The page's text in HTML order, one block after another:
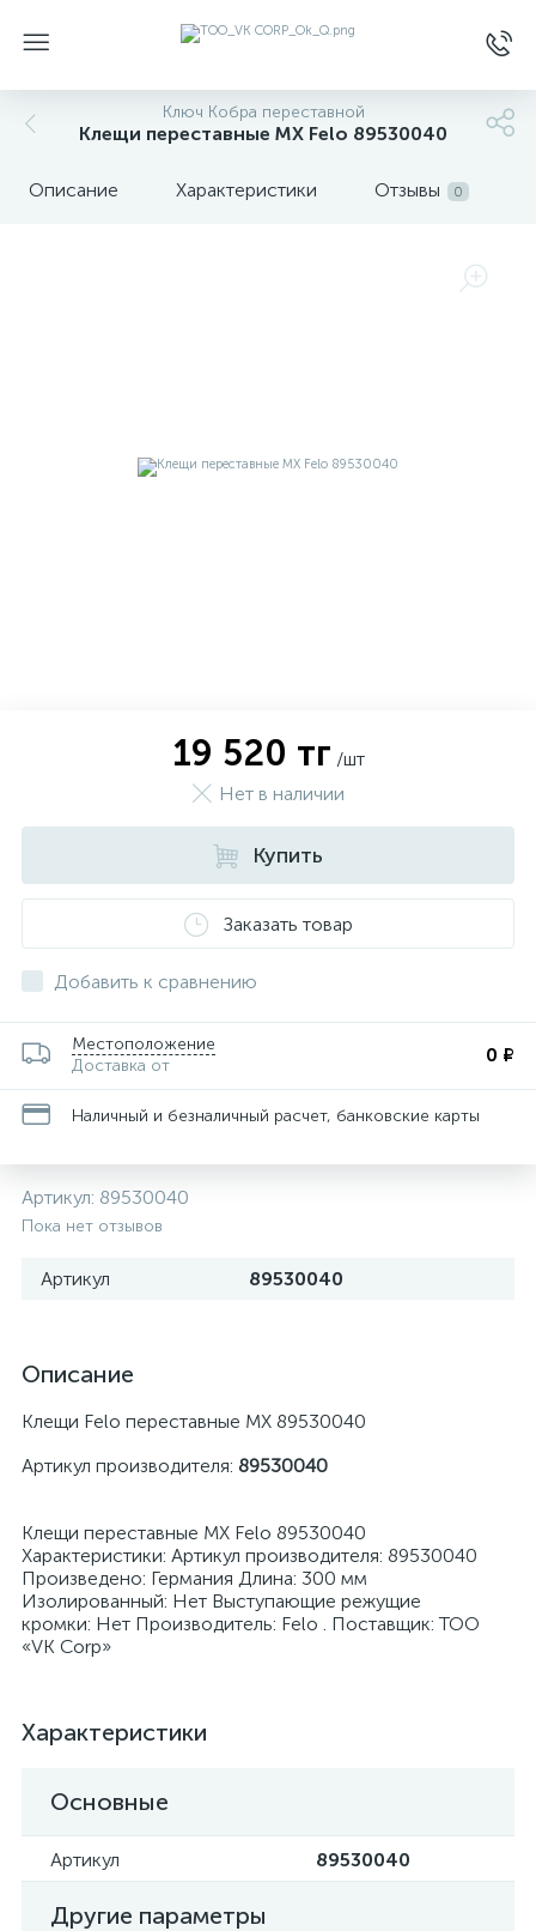
Ключ Кобра переставной
Клещи переставные MX Felo 89530040
Описание Характеристики Отзывы 0
19 520 тг /шт
Нет в наличии
Купить
Заказать товар
Добавить к сравнению
Местоположение
Доставка от
0 ₽
Наличный и безналичный расчет, банковские карты
Артикул: 89530040
Пока нет отзывов
Артикул 89530040
Описание
Клещи Felo переставные MX 89530040
Артикул производителя: 89530040
Клещи переставные MX Felo 89530040
Характеристики: Артикул производителя: 89530040
Произведено: Германия Длина: 300 мм
Изолированный: Нет Выступающие режущие
кромки: Нет Производитель: Felo . Поставщик: ТОО
«VK Corp»
Характеристики
Основные
Артикул 89530040
Другие параметры